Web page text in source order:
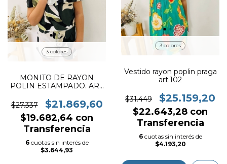
3 colores
MONITO DE RAYON
POLIN ESTAMPADO. ART
$27.337
$21.869,60
$19.682,64 con
Transferencia
6 cuotas sin interés de
$3.644,93
3 colores
Vestido rayon poplin praga
art.102
$31.449 $25.159,20
$22.643,28 con
Transferencia
6 cuotas sin interés de
$4.193,20